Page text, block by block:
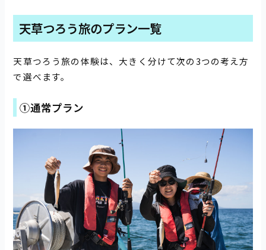
天草つろう旅のプラン一覧
天草つろう旅の体験は、大きく分けて次の3つの考え方
で選べます。
①通常プラン